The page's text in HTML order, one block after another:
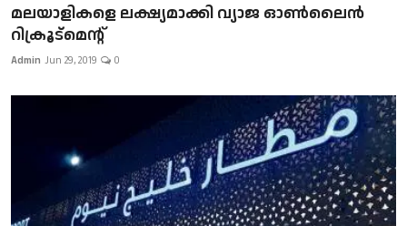
മലയാളികളെ ലക്ഷ്യമാക്കി വ്യാജ ഓൺലൈൻ
റിക്രൂട്മെന്റ്
Admin Jun 29, 2019 0